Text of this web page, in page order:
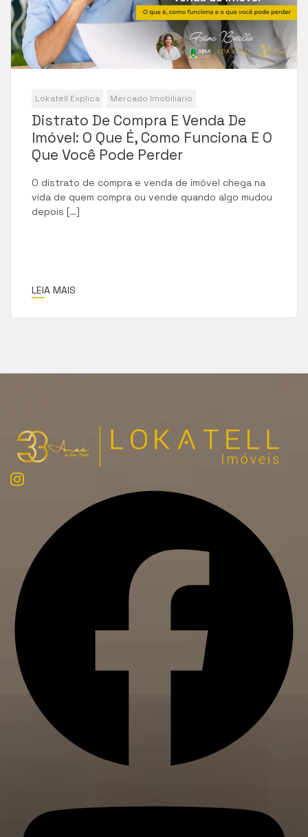
Lokatell Explica Mercado Imobiliário
Distrato De Compra E Venda De
Imóvel: O Que É, Como Funciona E O
Que Você Pode Perder
O distrato de compra e venda de imóvel chega na
vida de quem compra ou vende quando algo mudou
depois […]
LEIA MAIS